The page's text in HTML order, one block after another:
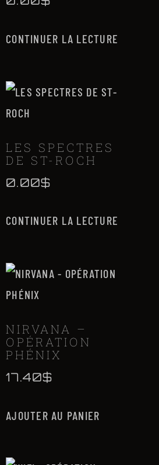
CONTINUER LA LECTURE
LES SPECTRES
DE ST-ROCH
0.00$
CONTINUER LA LECTURE
NIRVANA –
OPÉRATION
PHÉNIX
17.40$
AJOUTER AU PANIER